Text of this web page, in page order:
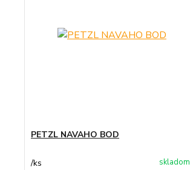
PETZL NAVAHO BOD
/ks skladom